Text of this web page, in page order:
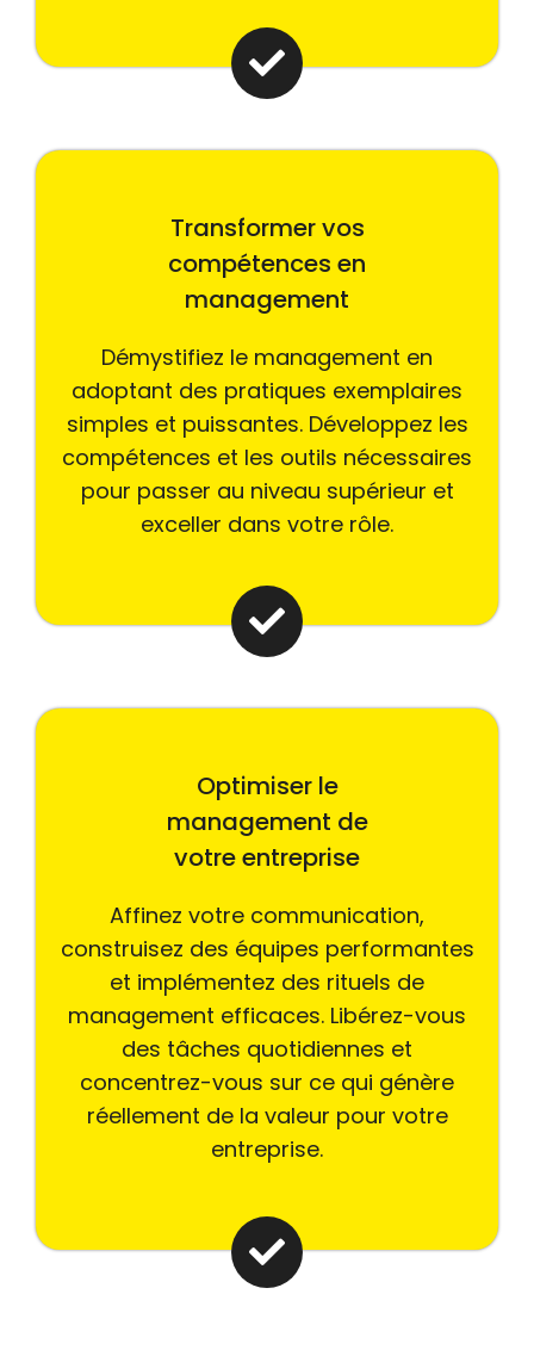
Transformer vos
compétences en
management
Démystifiez le management en
adoptant des pratiques exemplaires
simples et puissantes. Développez les
compétences et les outils nécessaires
pour passer au niveau supérieur et
exceller dans votre rôle.
Optimiser le
management de
votre entreprise
Affinez votre communication,
construisez des équipes performantes
et implémentez des rituels de
management efficaces. Libérez-vous
des tâches quotidiennes et
concentrez-vous sur ce qui génère
réellement de la valeur pour votre
entreprise.